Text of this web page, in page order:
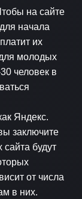
на сайте
начала
их
молодых
человек в
Яндекс.
заключите
сайта будут
от числа
в них.